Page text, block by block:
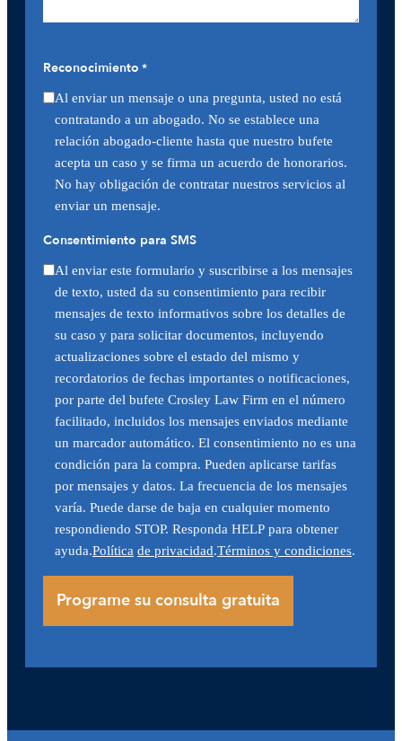
Reconocimiento *
Al enviar un mensaje o una pregunta, usted no está
contratando a un abogado. No se establece una
relación abogado-cliente hasta que nuestro bufete
acepta un caso y se firma un acuerdo de honorarios.
No hay obligación de contratar nuestros servicios al
enviar un mensaje.
Consentimiento para SMS
Al enviar este formulario y suscribirse a los mensajes
de texto, usted da su consentimiento para recibir
mensajes de texto informativos sobre los detalles de
su caso y para solicitar documentos, incluyendo
actualizaciones sobre el estado del mismo y
recordatorios de fechas importantes o notificaciones,
por parte del bufete Crosley Law Firm en el número
facilitado, incluidos los mensajes enviados mediante
un marcador automático. El consentimiento no es una
condición para la compra. Pueden aplicarse tarifas
por mensajes y datos. La frecuencia de los mensajes
varía. Puede darse de baja en cualquier momento
respondiendo STOP. Responda HELP para obtener
ayuda.Política de privacidad.Términos y condiciones.